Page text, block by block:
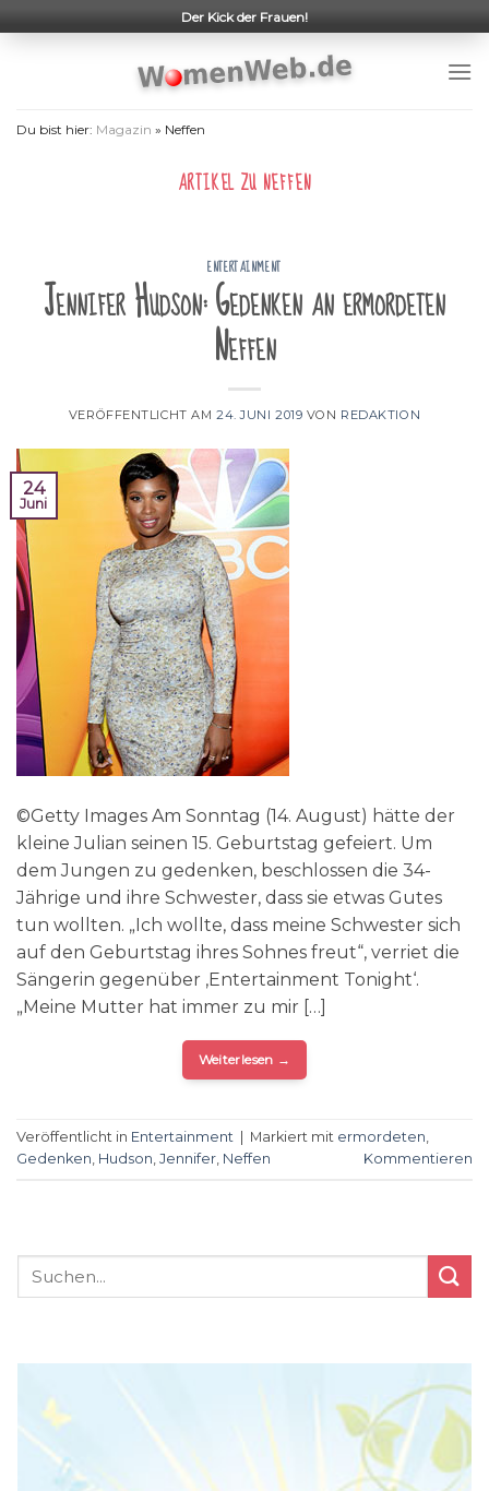
to
Der Kick der Frauen!
Du bist hier: Magazin » Neffen
ARTIKEL ZU NEFFEN
ENTERTAINMENT
Jennifer Hudson: Gedenken an ermordeten
Neffen
VERÖFFENTLICHT AM 24. JUNI 2019 VON REDAKTION
24
Juni
©Getty Images Am Sonntag (14. August) hätte der
kleine Julian seinen 15. Geburtstag gefeiert. Um
dem Jungen zu gedenken, beschlossen die 34-
Jährige und ihre Schwester, dass sie etwas Gutes
tun wollten. „Ich wollte, dass meine Schwester sich
auf den Geburtstag ihres Sohnes freut“, verriet die
Sängerin gegenüber ‚Entertainment Tonight‘.
„Meine Mutter hat immer zu mir […]
Weiterlesen →
Veröffentlicht in Entertainment Markiert mit ermordeten
Gedenken Hudson Jennifer Neffen Kommentieren